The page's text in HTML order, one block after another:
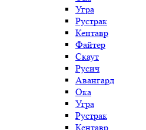
Угра
Рустрак
Кентавр
Файтер
Скаут
Русич
Авангард
Ока
Угра
Рустрак
Кентавр